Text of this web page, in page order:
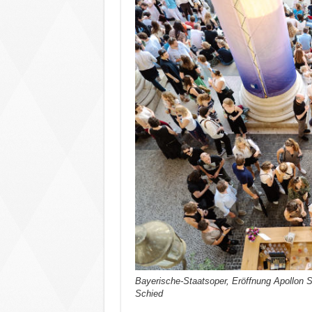
Bayerische-Staatsoper, Eröffnung Apollon
Schied